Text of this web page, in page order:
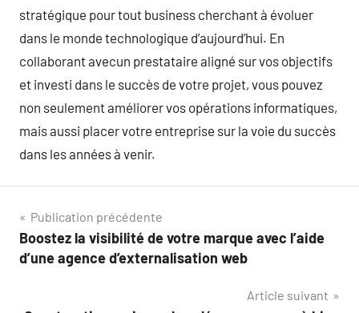
stratégique pour tout business cherchant à évoluer
dans le monde technologique d’aujourd’hui. En
collaborant avecun prestataire aligné sur vos objectifs
et investi dans le succès de votre projet, vous pouvez
non seulement améliorer vos opérations informatiques,
mais aussi placer votre entreprise sur la voie du succès
dans les années à venir.
Navigation
de
Publication précédente
Boostez la visibilité de votre marque avec l’aide
d’une agence d’externalisation web
Article suivant